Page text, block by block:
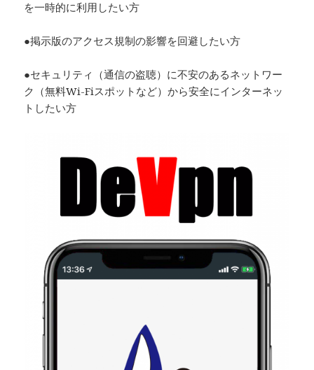
を一時的に利用したい方
●掲示版のアクセス規制の影響を回避したい方
●セキュリティ（通信の盗聴）に不安のあるネットワー
ク（無料Wi-Fiスポットなど）から安全にインターネッ
トしたい方